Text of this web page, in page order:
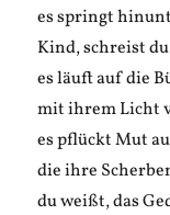
es springt
Kind, schreist
es läuft auf die
mit ihrem Licht
es pflückt Mut
die ihre
du weißt, das